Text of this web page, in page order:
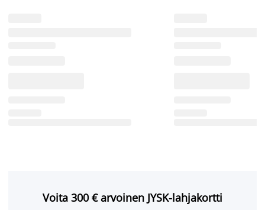
Voita 300 € arvoinen JYSK-lahjakortti